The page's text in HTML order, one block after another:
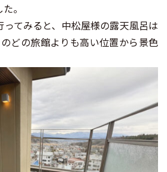
。
ってみると、中松屋様の露天風呂は
どの旅館よりも高い位置から景色